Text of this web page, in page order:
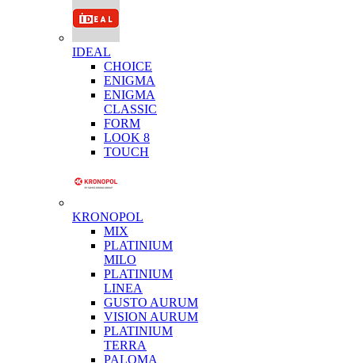
IDEAL
CHOICE
ENIGMA
ENIGMA
CLASSIC
FORM
LOOK 8
TOUCH
KRONOPOL
MIX
PLATINIUM
MILO
PLATINIUM
LINEA
GUSTO AURUM
VISION AURUM
PLATINIUM
TERRA
PALOMA